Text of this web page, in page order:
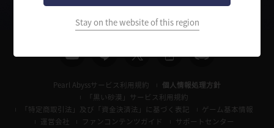
Stay on the website of this region
Pearl Abyssサービス利用規約
個人情報処理方針
「黒い砂漠」サービス利用規約
「特定商取引法」及び「資金決済法」に基づく表記
ゲーム基本情報
運営会社
ファンコンテンツガイド
サポートセンター